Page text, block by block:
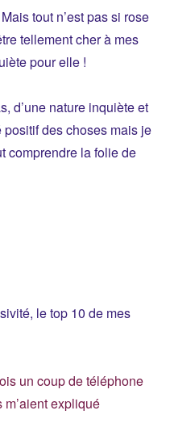
tout n’est pas si rose
tellement cher à mes
pour elle !
d’une nature inquiète et
positif des choses mais je
comprendre la folie de
le top 10 de mes
un coup de téléphone
m’aient expliqué